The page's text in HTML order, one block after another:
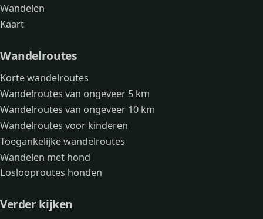
Wandelen
Kaart
Wandelroutes
Korte wandelroutes
Wandelroutes van ongeveer 5 km
Wandelroutes van ongeveer 10 km
Wandelroutes voor kinderen
Toegankelijke wandelroutes
Wandelen met hond
Loslooproutes honden
Verder kijken